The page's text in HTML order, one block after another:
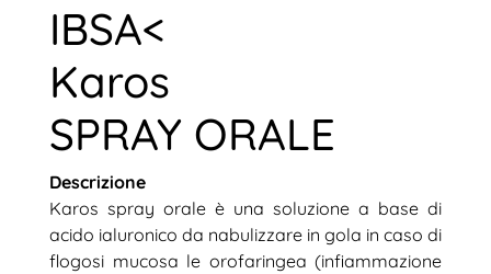
IBSA<
Karos
SPRAY ORALE
Descrizione
Karos spray orale è una soluzione a base di
acido ialuronico da nabulizzare in gola in caso di
flogosi mucosa le orofaringea (infiammazione